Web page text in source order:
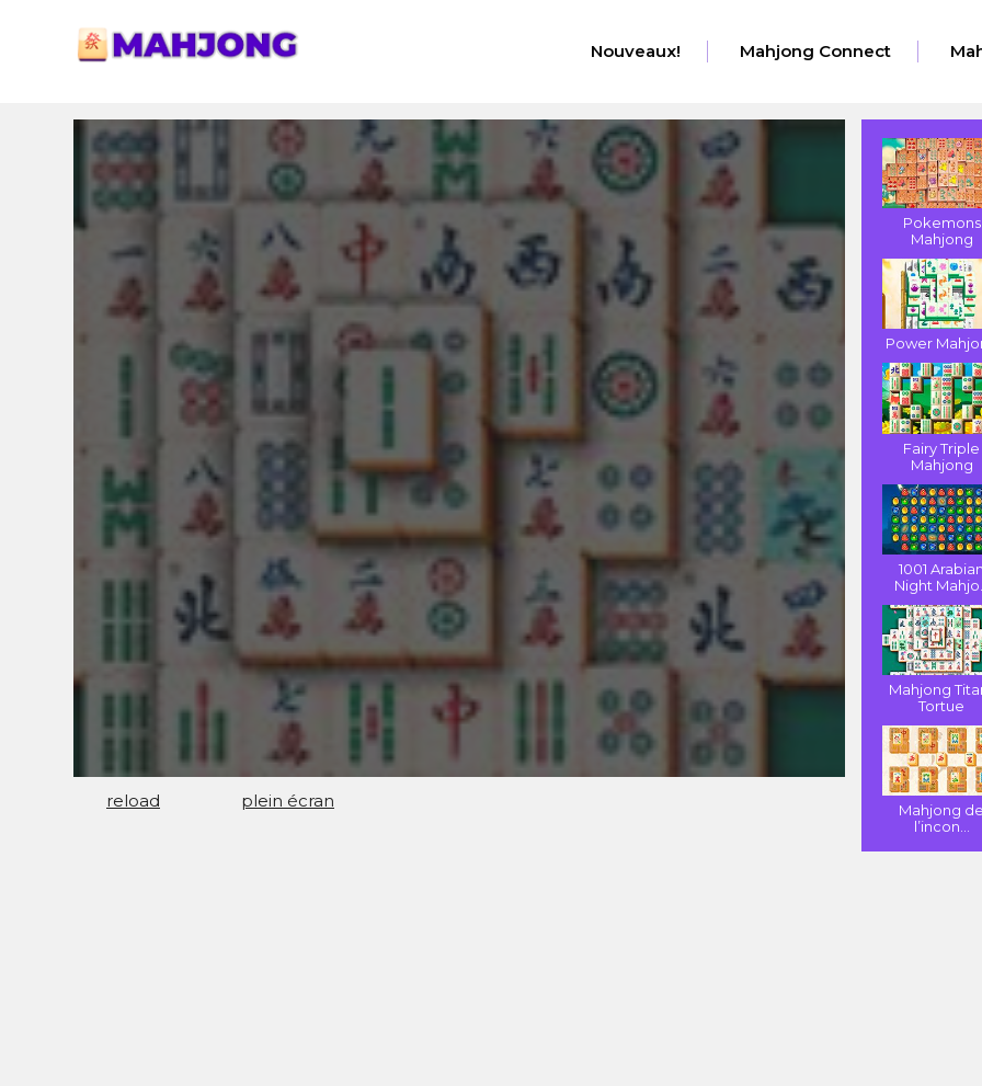
Nouveaux! Mahjong Connect
reload plein écran
Pokemons
Mahjong
Power
Fairy Triple
Mahjong
1001
Night
Mahjong
Tortue
Mahjong
l’incon...